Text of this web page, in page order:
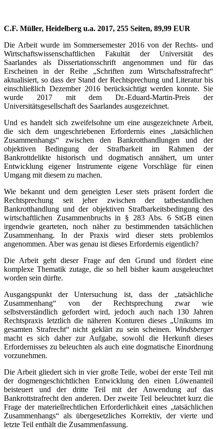
C.F. Müller, Heidelberg u.a. 2017, 255 Seiten, 89,99 EUR
Die Arbeit wurde im Sommersemester 2016 von der Rechts- und
Wirtschaftswissenschaftlichen Fakultät der Universität des
Saarlandes als Dissertationsschrift angenommen und für das
Erscheinen in der Reihe „Schriften zum Wirtschaftsstrafrecht“
aktualisiert, so dass der Stand der Rechtsprechung und Literatur bis
einschließlich Dezember 2016 berücksichtigt werden konnte. Sie
wurde 2017 mit dem Dr.-Eduard-Martin-Preis der
Universitätsgesellschaft des Saarlandes ausgezeichnet.
Und es handelt sich zweifelsohne um eine ausgezeichnete Arbeit,
die sich dem ungeschriebenen Erfordernis eines „tatsächlichen
Zusammenhangs“ zwischen den Bankrotthandlungen und der
objektiven Bedingung der Strafbarkeit im Rahmen der
Bankrottdelikte historisch und dogmatisch annähert, um unter
Entwicklung eigener Instrumente eigene Vorschläge für einen
Umgang mit diesem zu machen.
Wie bekannt und dem geneigten Leser stets präsent fordert die
Rechtsprechung seit jeher zwischen der tatbestandlichen
Bankrotthandlung und der objektiven Strafbarkeitsbedingung des
wirtschaftlichen Zusammenbruchs in § 283 Abs. 6 StGB einen
irgendwie gearteten, noch näher zu bestimmenden tatsächlichen
Zusammenhang. In der Praxis wird dieser stets problemlos
angenommen. Aber was genau ist dieses Erfordernis eigentlich?
Die Arbeit geht dieser Frage auf den Grund und fördert eine
komplexe Thematik zutage, die so hell bisher kaum ausgeleuchtet
worden sein dürfte.
Ausgangspunkt der Untersuchung ist, dass der „tatsächliche
Zusammenhang“ von der Rechtsprechung zwar wie
selbstverständlich gefordert wird, jedoch auch nach 130 Jahren
Rechtspraxis letztlich die näheren Konturen dieses „Unikums im
gesamten Strafrecht“ nicht geklärt zu sein scheinen. Windsberger
macht es sich daher zur Aufgabe, sowohl die Herkunft dieses
Erfordernisses zu beleuchten als auch eine dogmatische Einordnung
vorzunehmen.
Die Arbeit gliedert sich in vier große Teile, wobei der erste Teil mit
der dogmengeschichtlichen Entwicklung den einen Löwenanteil
beisteuert und der dritte Teil mit der Anwendung auf das
Bankrottstrafrecht den anderen. Der zweite Teil beleuchtet kurz die
Frage der materiellrechtlichen Erforderlichkeit eines „tatsächlichen
Zusammenhangs“ als übergesetzliches Korrektiv, der vierte und
letzte Teil enthält die Zusammenfassung.